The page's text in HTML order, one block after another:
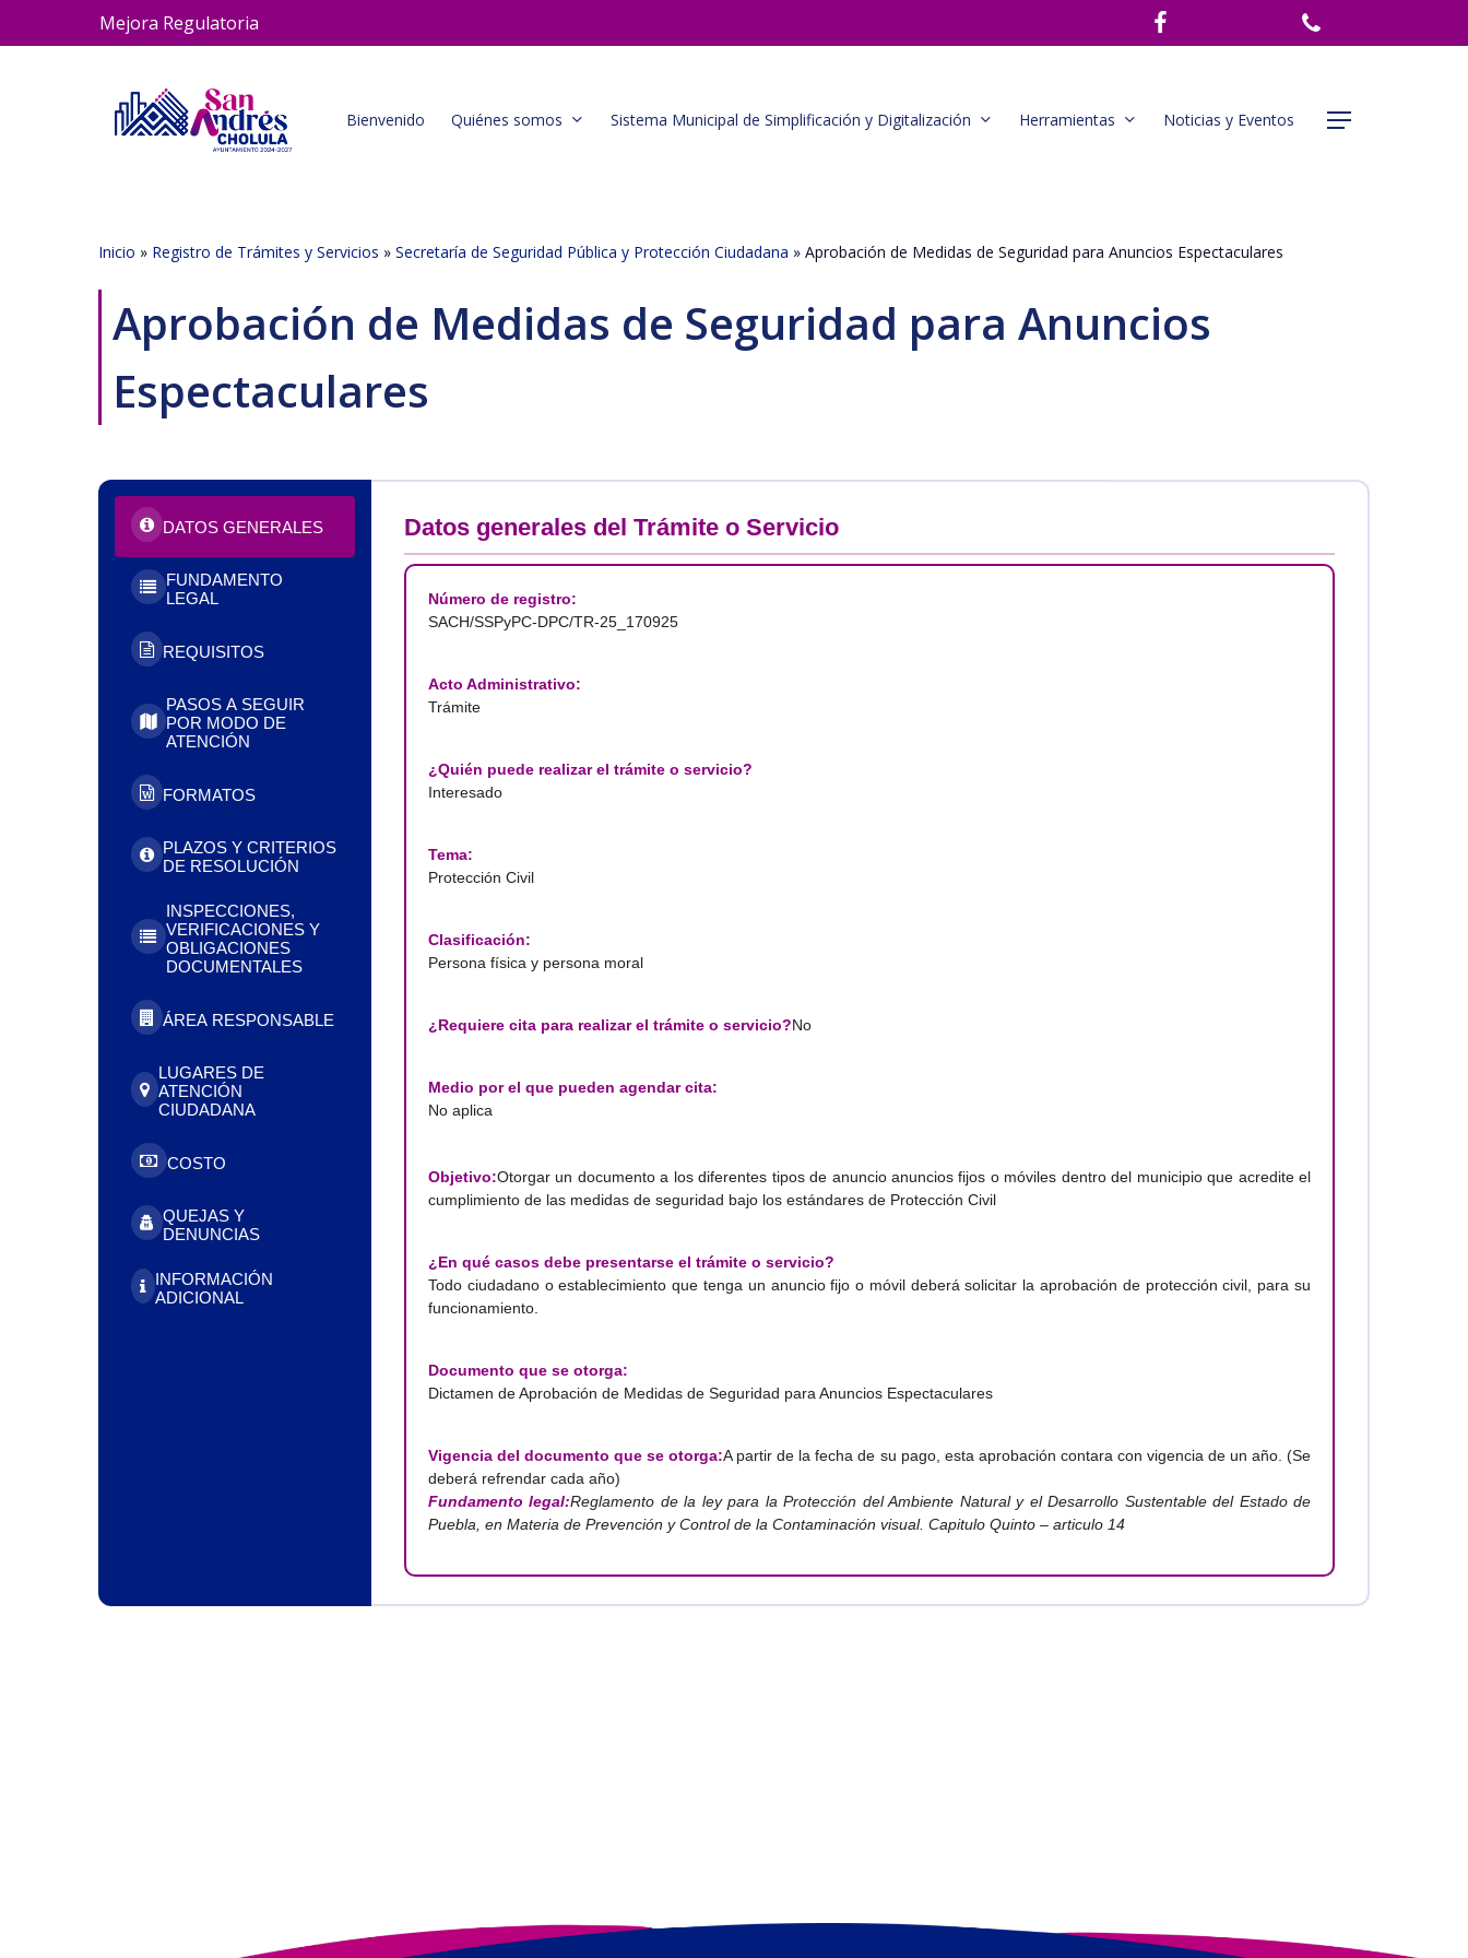
to
Mejora Regulatoria
Bienvenido Quiénes somos Sistema Municipal de Simplificación y Digitalización Herramientas Noticias y Eventos Menu
Inicio » Registro de Trámites y Servicios » Secretaría de Seguridad Pública y Protección Ciudadana » Aprobación de Medidas de Seguridad para Anuncios Espectaculares
Aprobación de Medidas de Seguridad para Anuncios
Espectaculares
DATOS GENERALES
FUNDAMENTO
LEGAL
REQUISITOS
PASOS A SEGUIR
POR MODO DE
ATENCIÓN
FORMATOS
PLAZOS Y CRITERIOS
DE RESOLUCIÓN
INSPECCIONES,
VERIFICACIONES Y
OBLIGACIONES
DOCUMENTALES
ÁREA RESPONSABLE
LUGARES DE
ATENCIÓN
CIUDADANA
COSTO
QUEJAS Y
DENUNCIAS
INFORMACIÓN
ADICIONAL
Datos generales del Trámite o Servicio
Número de registro:
SACH/SSPyPC-DPC/TR-25_170925
Acto Administrativo:
Trámite
¿Quién puede realizar el trámite o servicio?
Interesado
Tema:
Protección Civil
Clasificación:
Persona física y persona moral
¿Requiere cita para realizar el trámite o servicio?No
Medio por el que pueden agendar cita:
No aplica
Objetivo:Otorgar un documento a los diferentes tipos de anuncio anuncios fijos o móviles dentro del municipio que acredite el
cumplimiento de las medidas de seguridad bajo los estándares de Protección Civil
¿En qué casos debe presentarse el trámite o servicio?
Todo ciudadano o establecimiento que tenga un anuncio fijo o móvil deberá solicitar la aprobación de protección civil, para su
funcionamiento.
Documento que se otorga:
Dictamen de Aprobación de Medidas de Seguridad para Anuncios Espectaculares
Vigencia del documento que se otorga:A partir de la fecha de su pago, esta aprobación contara con vigencia de un año. (Se
deberá refrendar cada año)
Fundamento legal:Reglamento de la ley para la Protección del Ambiente Natural y el Desarrollo Sustentable del Estado de
Puebla, en Materia de Prevención y Control de la Contaminación visual. Capitulo Quinto – articulo 14